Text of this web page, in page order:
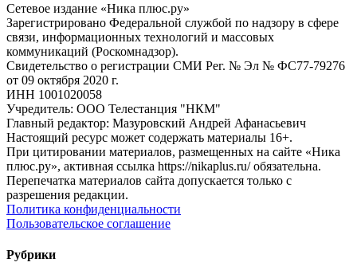
Сетевое издание «Ника плюс.ру»
Зарегистрировано Федеральной службой по надзору в сфере
связи, информационных технологий и массовых
коммуникаций (Роскомнадзор).
Свидетельство о регистрации СМИ Рег. № Эл № ФС77-79276
от 09 октября 2020 г.
ИНН 1001020058
Учредитель: ООО Телестанция "НКМ"
Главный редактор: Мазуровский Андрей Афанасьевич
Настоящий ресурс может содержать материалы 16+.
При цитировании материалов, размещенных на сайте «Ника
плюс.ру», активная ссылка https://nikaplus.ru/ обязательна.
Перепечатка материалов сайта допускается только с
разрешения редакции.
Политика конфиденциальности
Пользовательское соглашение
Рубрики